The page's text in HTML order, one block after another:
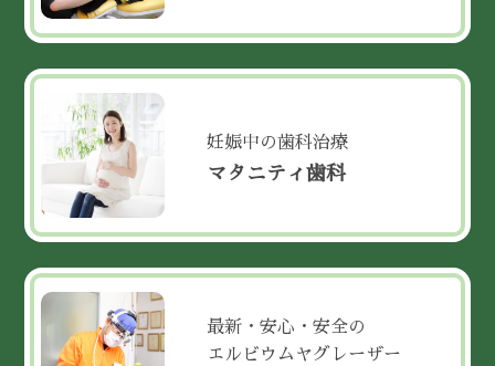
妊娠中の歯科治療
マタニティ歯科
最新・安心・安全の
エルビウムヤグレーザー